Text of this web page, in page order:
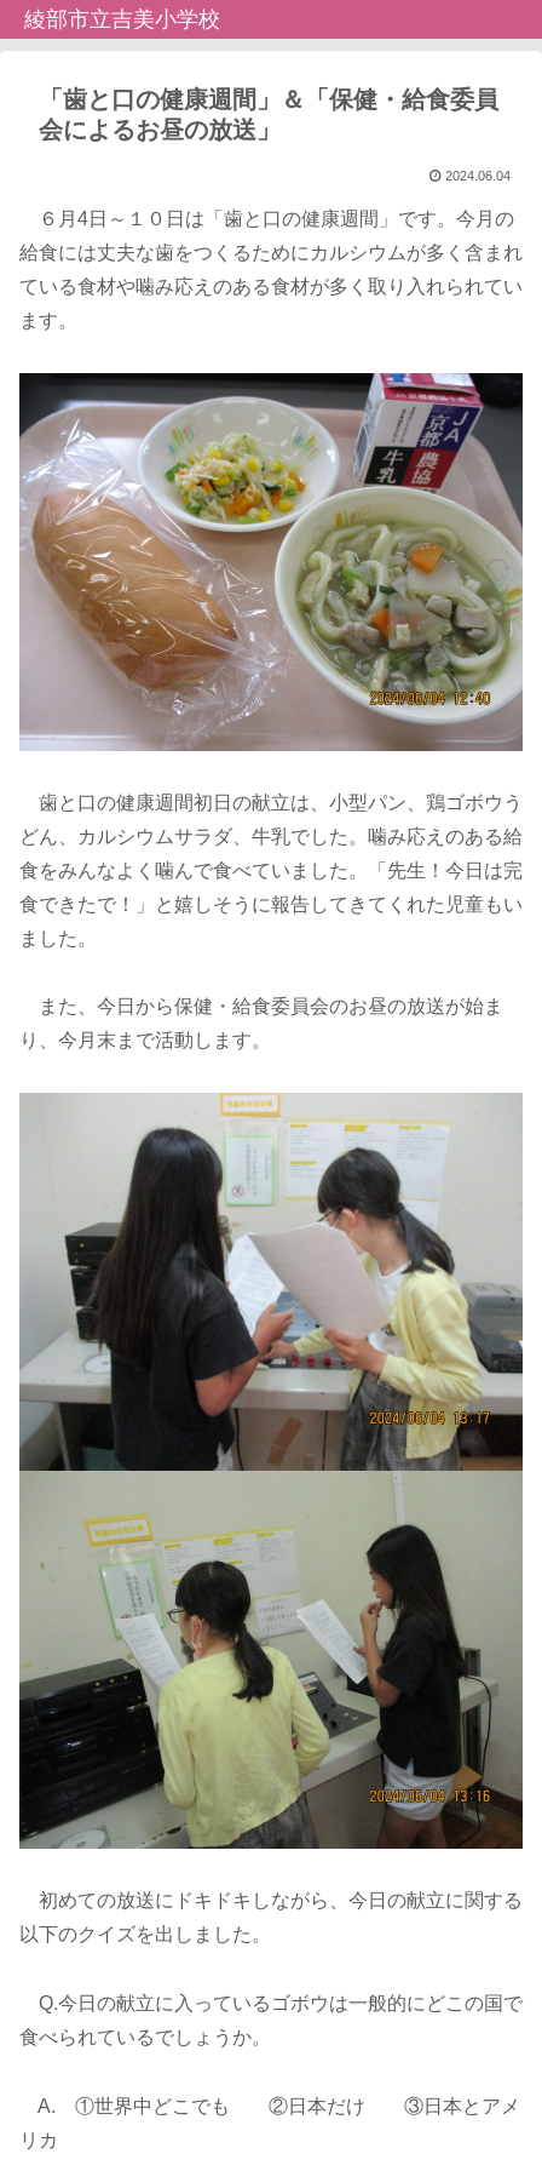
綾部市立吉美小学校
「歯と口の健康週間」＆「保健・給食委員
会によるお昼の放送」
2024.06.04
６月4日～１０日は「歯と口の健康週間」です。今月の
給食には丈夫な歯をつくるためにカルシウムが多く含まれ
ている食材や噛み応えのある食材が多く取り入れられてい
ます。
歯と口の健康週間初日の献立は、小型パン、鶏ゴボウう
どん、カルシウムサラダ、牛乳でした。噛み応えのある給
食をみんなよく噛んで食べていました。「先生！今日は完
食できたで！」と嬉しそうに報告してきてくれた児童もい
ました。
また、今日から保健・給食委員会のお昼の放送が始ま
り、今月末まで活動します。
初めての放送にドキドキしながら、今日の献立に関する
以下のクイズを出しました。
Q.今日の献立に入っているゴボウは一般的にどこの国で
食べられているでしょうか。
A. ①世界中どこでも ②日本だけ ③日本とアメ
リカ